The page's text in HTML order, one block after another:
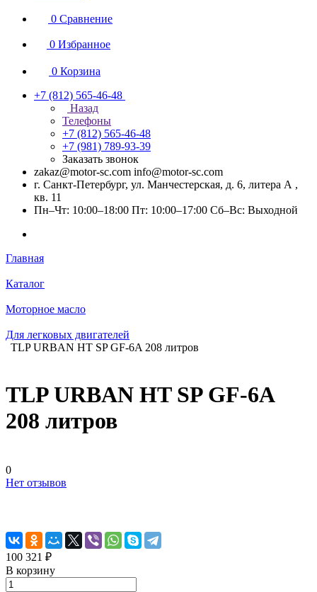
0 Сравнение
0 Избранное
0 Корзина
+7 (812) 565-46-48
Назад
Телефоны
+7 (812) 565-46-48
+7 (981) 789-93-39
Заказать звонок
zakaz@motor-sc.com info@motor-sc.com
г. Санкт-Петербург, ул. Манчестерская, д. 6, литера А ,
кв. 11
Пн–Чт: 10:00–18:00 Пт: 10:00–17:00 Сб–Вс: Выходной
Главная
Каталог
Моторное масло
Для легковых двигателей
TLP URBAN HT SP GF-6A 208 литров
TLP URBAN HT SP GF-6A
208 литров
0
Нет отзывов
100 321 ₽
В корзину